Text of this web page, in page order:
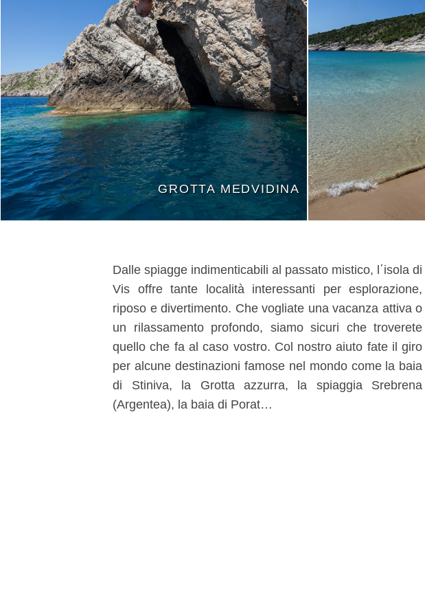
GROTTA MEDVIDINA
Dalle spiagge indimenticabili al passato mistico, l΄isola di
Vis offre tante località interessanti per esplorazione,
riposo e divertimento. Che vogliate una vacanza attiva o
un rilassamento profondo, siamo sicuri che troverete
quello che fa al caso vostro. Col nostro aiuto fate il giro
per alcune destinazioni famose nel mondo come la baia
di Stiniva, la Grotta azzurra, la spiaggia Srebrena
(Argentea), la baia di Porat…